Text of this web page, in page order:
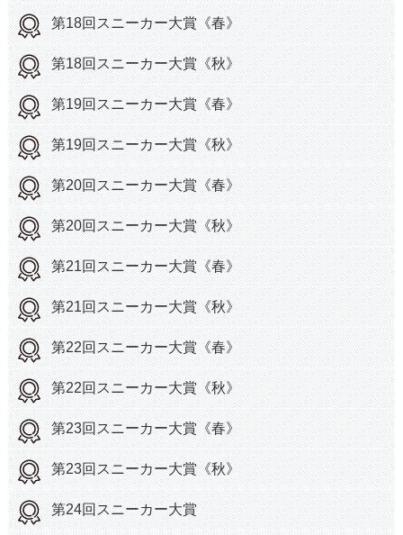
第18回スニーカー大賞《春》
第18回スニーカー大賞《秋》
第19回スニーカー大賞《春》
第19回スニーカー大賞《秋》
第20回スニーカー大賞《春》
第20回スニーカー大賞《秋》
第21回スニーカー大賞《春》
第21回スニーカー大賞《秋》
第22回スニーカー大賞《春》
第22回スニーカー大賞《秋》
第23回スニーカー大賞《春》
第23回スニーカー大賞《秋》
第24回スニーカー大賞